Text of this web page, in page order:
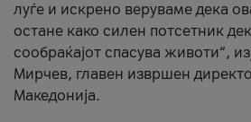
луѓе и искрено веруваме дека
остане како силен потсетник
сообраќајот спасува животи“,
Мирчев, главен извршен
Македонија.